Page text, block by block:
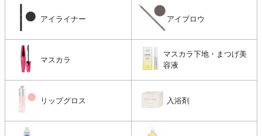
アイライナー アイブロウ
マスカラ
マスカラ下地・まつげ美
容液
リップグロス 入浴剤